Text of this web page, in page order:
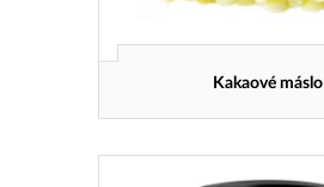
Kakaové máslo